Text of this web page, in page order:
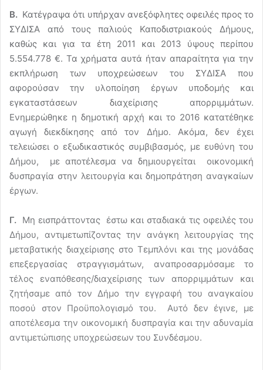
Β. Κατέγραψα ότι υπήρχαν ανεξόφλητες οφειλές προς το
ΣΥΔΙΣΑ από τους παλιούς Καποδιστριακούς Δήμους,
καθώς και για τα έτη 2011 και 2013 ύψους περίπου
5.554.778 €. Τα χρήματα αυτά ήταν απαραίτητα για την
εκπλήρωση των υποχρεώσεων του ΣΥΔΙΣΑ που
αφορούσαν την υλοποίηση έργων υποδομής και
εγκαταστάσεων διαχείρισης απορριμμάτων.
Ενημερώθηκε η δημοτική αρχή και το 2016 κατατέθηκε
αγωγή διεκδίκησης από τον Δήμο. Ακόμα, δεν έχει
τελειώσει ο εξωδικαστικός συμβιβασμός, με ευθύνη του
Δήμου, με αποτέλεσμα να δημιουργείται οικονομική
δυσπραγία στην λειτουργία και δημοπράτηση αναγκαίων
έργων.
Γ.
Μη εισπράττοντας έστω και σταδιακά τις οφειλές του
Δήμου, αντιμετωπίζοντας την ανάγκη λειτουργίας της
μεταβατικής διαχείρισης στο Τεμπλόνι και της μονάδας
επεξεργασίας στραγγισμάτων, αναπροσαρμόσαμε το
τέλος εναπόθεσης/διαχείρισης των απορριμμάτων και
ζητήσαμε από τον Δήμο την εγγραφή του αναγκαίου
ποσού στον Προϋπολογισμό του. Αυτό δεν έγινε, με
αποτέλεσμα την οικονομική δυσπραγία και την αδυναμία
αντιμετώπισης υποχρεώσεων του Συνδέσμου.